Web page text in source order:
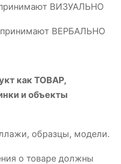
ВИЗУАЛЬНО
ВЕРБАЛЬНО
как ТОВАР,
и объекты
образцы, модели.
о товаре должны